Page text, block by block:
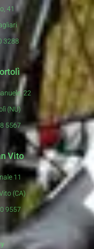
41
3288
22
(NU)
5567
Vito
11
(CA)
9557